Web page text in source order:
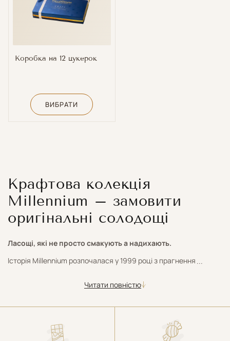
Коробка на 12 цукерок
ВИБРАТИ
Крафтова колекція
Millennium – замовити
оригінальні солодощі
Ласощі, які не просто смакують а надихають.
Історія Millennium розпочалася у 1999 році з прагнення
якісних інгредієнтів, із застосуванням передових технологій
зростала разом із поколінням, яке пам’ятає її з дитинства, і
присутністю.
...
Читати повністю